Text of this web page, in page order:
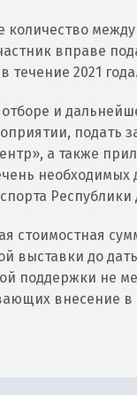
количество
вправе
течение 2021 года.
отборе и
подать
а также
необходимых
Республики
стоимостная
выставки до
поддержки не
внесение в